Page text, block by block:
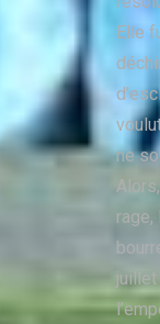
Elle
ne
rage,
juillet